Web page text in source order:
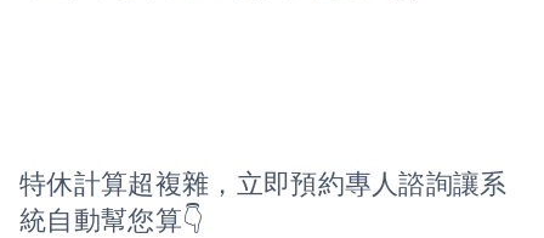
特休計算超複雜，立即預約專人諮詢讓系
統自動幫您算👇